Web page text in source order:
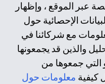
عبر الموقع ، وإظهار
الإحصائية حول
مع شركائنا في
والذين قد يجمعونها
التي جمعوها من
كيفية معلومات حول
الموجود في هذه
أو دعوة أو دعوة
هنا لمثل هؤلاء
*GDPR – اللائحة العامة لحماية البيانات؛ * LGPD – Lei Geral de
Proteção de Dados Pessoais ; *NZPA – قانون الخصوصية